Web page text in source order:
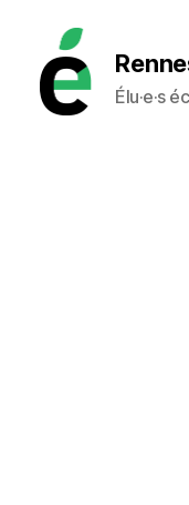
Élu·e·s